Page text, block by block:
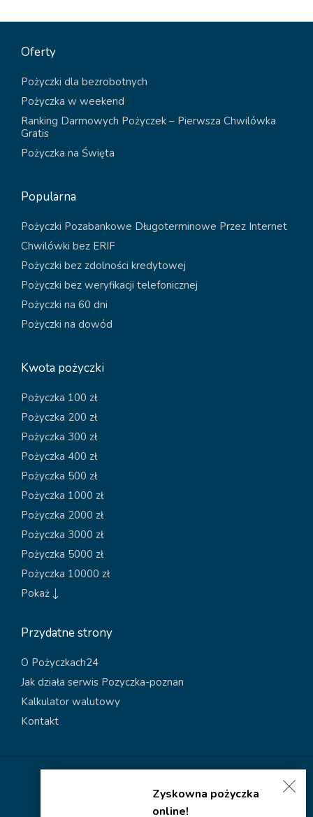
Zyskowna pożyczka
online!
Oferty
Pożyczki dla bezrobotnych
Pożyczka w weekend
Ranking Darmowych Pożyczek – Pierwsza Chwilówka
Gratis
Pożyczka na Święta
Popularna
Pożyczki Pozabankowe Długoterminowe Przez Internet
Chwilówki bez ERIF
Pożyczki bez zdolności kredytowej
Pożyczki bez weryfikacji telefonicznej
Pożyczki na 60 dni
Pożyczki na dowód
Kwota pożyczki
Pożyczka 100 zł
Pożyczka 200 zł
Pożyczka 300 zł
Pożyczka 400 zł
Pożyczka 500 zł
Pożyczka 1000 zł
Pożyczka 2000 zł
Pożyczka 3000 zł
Pożyczka 5000 zł
Pożyczka 10000 zł
Pokaż
Przydatne strony
O Pożyczkach24
Jak działa serwis Pozyczka-poznan
Kalkulator walutowy
Kontakt
Polityka prywatności